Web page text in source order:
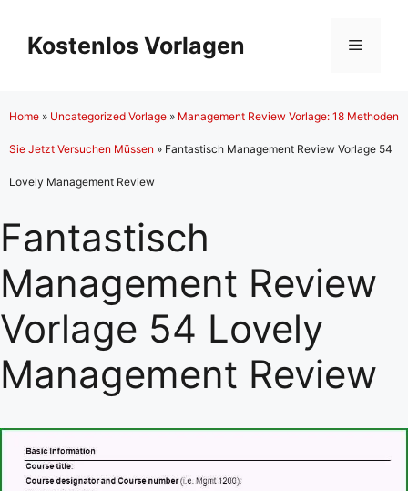
Inhalt
springen
Kostenlos Vorlagen Menü
Home » Uncategorized Vorlage » Management Review Vorlage: 18 Methoden
Sie Jetzt Versuchen Müssen » Fantastisch Management Review Vorlage 54
Lovely Management Review
Fantastisch
Management Review
Vorlage 54 Lovely
Management Review